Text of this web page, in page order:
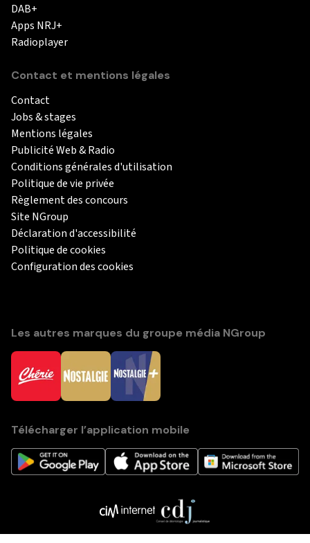
DAB+
Apps NRJ+
Radioplayer
Contact et mentions légales
Contact
Jobs & stages
Mentions légales
Publicité Web & Radio
Conditions générales d'utilisation
Politique de vie privée
Règlement des concours
Site NGroup
Déclaration d'accessibilité
Politique de cookies
Configuration des cookies
Les autres marques du groupe média NGroup
Télécharger l’application mobile